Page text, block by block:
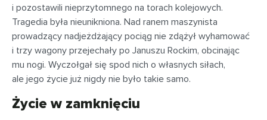
i pozostawili nieprzytomnego na torach kolejowych.
Tragedia była nieunikniona. Nad ranem maszynista
prowadzący nadjeżdżający pociąg nie zdążył wyhamować
i trzy wagony przejechały po Januszu Rockim, obcinając
mu nogi. Wyczołgał się spod nich o własnych siłach,
ale jego życie już nigdy nie było takie samo.
Życie w zamknięciu